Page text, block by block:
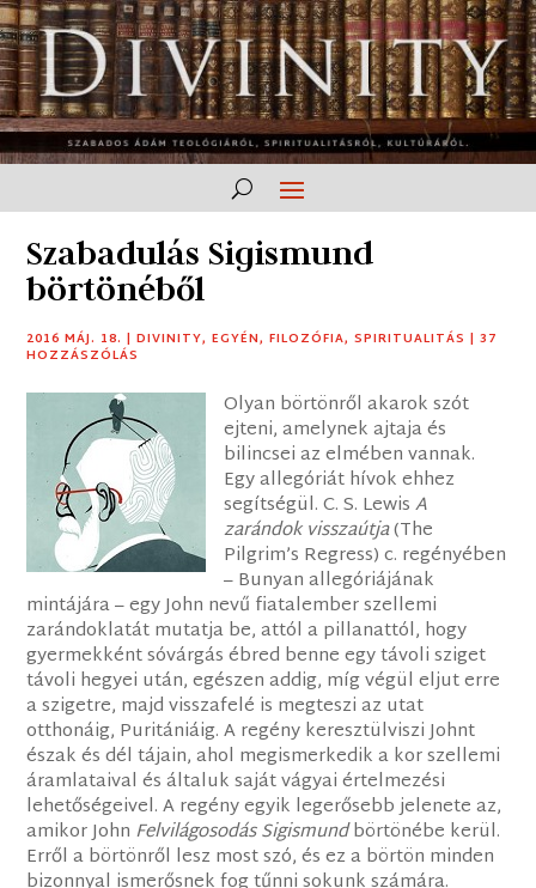
Szabadulás Sigismund
börtönéből
2016 MÁJ. 18. |DIVINITY,EGYÉN,FILOZÓFIA,SPIRITUALITÁS |37
HOZZÁSZÓLÁS
Olyan börtönről akarok szót
ejteni, amelynek ajtaja és
bilincsei az elmében vannak.
Egy allegóriát hívok ehhez
segítségül. C. S. LewisA
zarándok visszaútja(The
Pilgrim’s Regress) c. regényében
– Bunyan allegóriájának
mintájára – egy John nevű fiatalember szellemi
zarándoklatát mutatja be, attól a pillanattól, hogy
gyermekként sóvárgás ébred benne egy távoli sziget
távoli hegyei után, egészen addig, míg végül eljut erre
a szigetre, majd visszafelé is megteszi az utat
otthonáig, Puritániáig. A regény keresztülviszi Johnt
észak és dél tájain, ahol megismerkedik a kor szellemi
áramlataival és általuk saját vágyai értelmezési
lehetőségeivel. A regény egyik legerősebb jelenete az,
amikor John Felvilágosodás Sigismundbörtönébe kerül.
Erről a börtönről lesz most szó, és ez a börtön minden